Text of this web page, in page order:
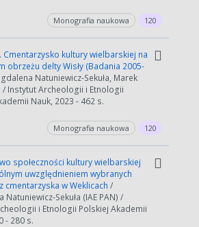
Monografia naukowa 120
Cmentarzysko kultury wielbarskiej na
obrzeżu delty Wisły (Badania 2005-
Natuniewicz-Sekuła, Marek
/ Instytut Archeologii i Etnologii
Nauk, 2023 - 462 s.
Monografia naukowa 120
społeczności kultury wielbarskiej
uwzględnieniem wybranych
cmentarzyska w Weklicach /
Natuniewicz-Sekuła (IAE PAN) /
i Etnologii Polskiej Akademii
- 280 s.